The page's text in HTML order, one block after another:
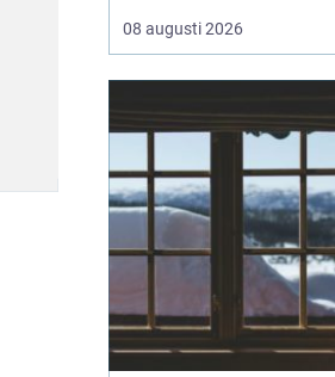
väljer en äldre stol, ett
sidobord i teak eller en
08 augusti 2026